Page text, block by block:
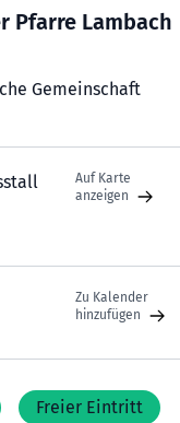
Pfarre Lambach
Gemeinschaft
Auf Karte
anzeigen
Zu Kalender
hinzufügen
Freier Eintritt